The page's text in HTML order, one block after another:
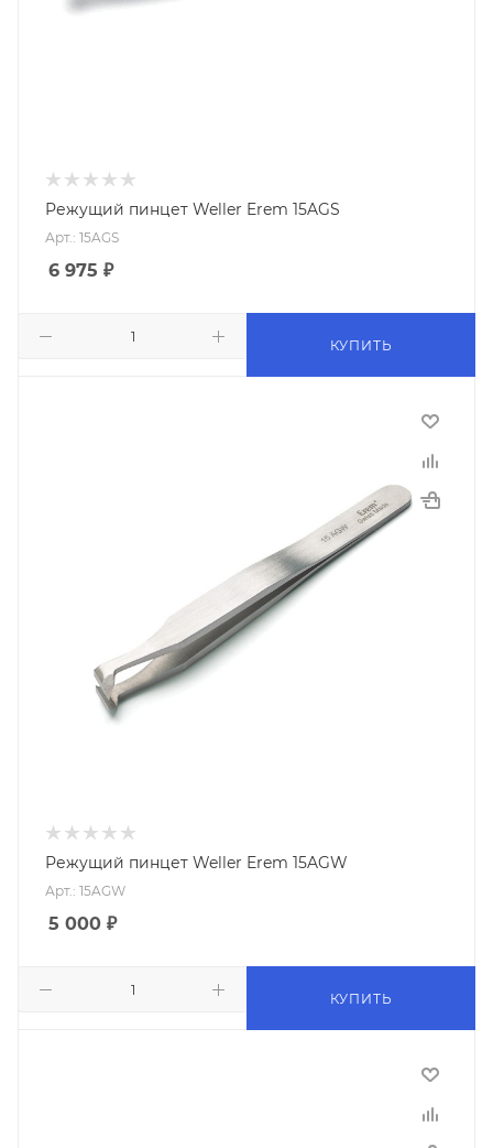
Режущий пинцет Weller Erem 15AGS
Арт.: 15AGS
6 975 ₽
КУПИТЬ
Режущий пинцет Weller Erem 15AGW
Арт.: 15AGW
5 000 ₽
КУПИТЬ